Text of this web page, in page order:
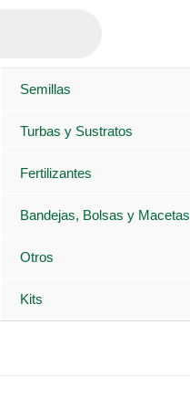
Semillas
Turbas y Sustratos
Fertilizantes
Bandejas, Bolsas y Macetas
Otros
Kits